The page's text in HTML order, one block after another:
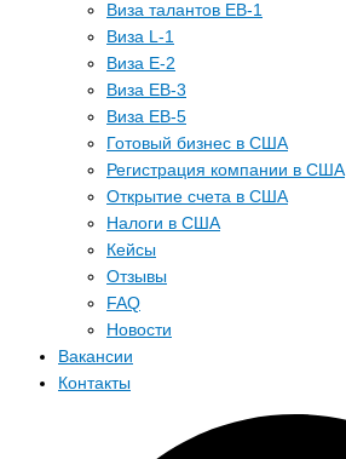
Виза талантов EB-1
Виза L-1
Виза E-2
Виза EB-3
Виза EB-5
Готовый бизнес в США
Регистрация компании в США
Открытие счета в США
Налоги в США
Кейсы
Отзывы
FAQ
Новости
Вакансии
Контакты